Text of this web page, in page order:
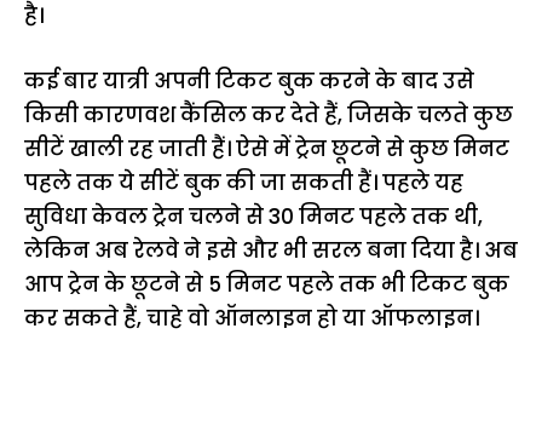
है।
कई बार यात्री अपनी टिकट बुक करने के बाद उसे
किसी कारणवश कैंसिल कर देते हैं, जिसके चलते कुछ
सीटें खाली रह जाती हैं। ऐसे में ट्रेन छूटने से कुछ मिनट
पहले तक ये सीटें बुक की जा सकती हैं। पहले यह
सुविधा केवल ट्रेन चलने से 30 मिनट पहले तक थी,
लेकिन अब रेलवे ने इसे और भी सरल बना दिया है। अब
आप ट्रेन के छूटने से 5 मिनट पहले तक भी टिकट बुक
कर सकते हैं, चाहे वो ऑनलाइन हो या ऑफलाइन।